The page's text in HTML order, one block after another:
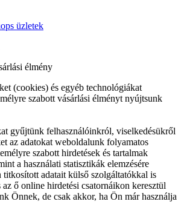
üzletek
élmény
(cookies) és egyéb technológiákat
szabott vásárlási élményt nyújtsunk
gyűjtünk felhasználóinkról, viselkedésükről
az adatokat weboldalunk folyamatos
szabott hirdetések és tartalmak
a használati statisztikák elemzésére
adatait külső szolgáltatókkal is
ő online hirdetési csatornáikon keresztül
Önnek, de csak akkor, ha Ön már használja